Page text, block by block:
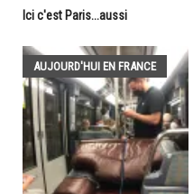
Ici c'est Paris...aussi
AUJOURD'HUI EN FRANCE